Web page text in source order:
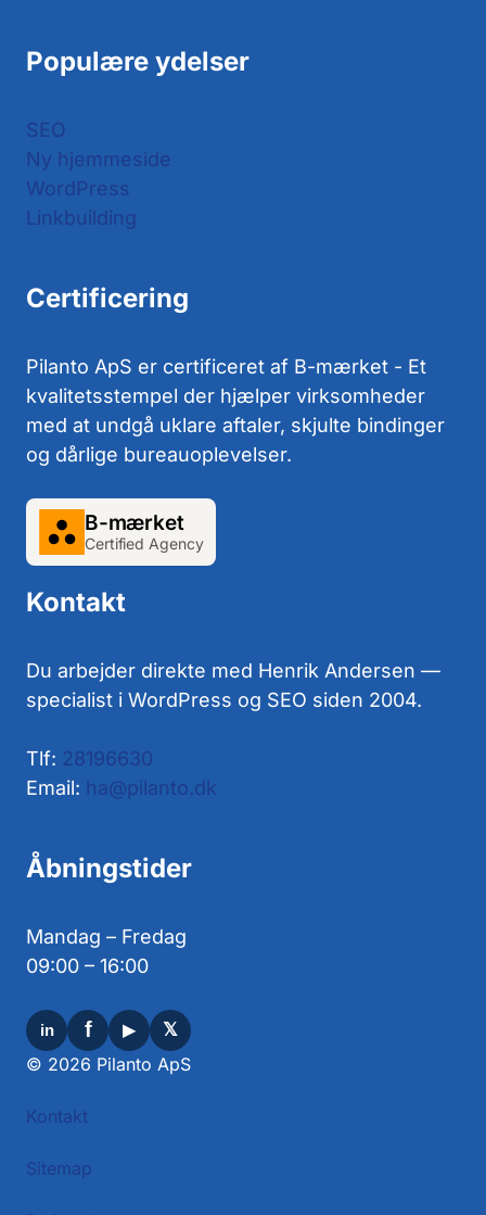
Populære ydelser
SEO
Ny hjemmeside
WordPress
Linkbuilding
Certificering
Pilanto ApS er certificeret af B-mærket - Et
kvalitetsstempel der hjælper virksomheder
med at undgå uklare aftaler, skjulte bindinger
og dårlige bureauoplevelser.
B-mærket
Certified Agency
Kontakt
Du arbejder direkte med Henrik Andersen —
specialist i WordPress og SEO siden 2004.
Tlf: 28196630
Email: ha@pilanto.dk
Åbningstider
Mandag – Fredag
09:00 – 16:00
© 2026 Pilanto ApS
Kontakt
Sitemap